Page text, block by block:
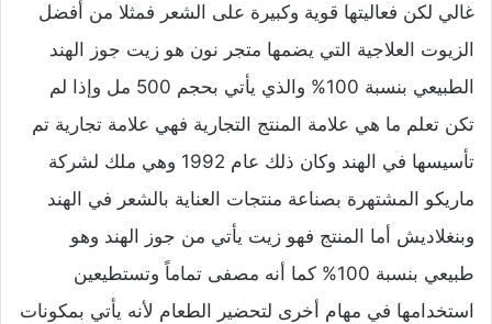
غالي لكن فعاليتها قوية وكبيرة على الشعر فمثلا من أفضل
الزيوت العلاجية التي يضمها متجر نون هو زيت جوز الهند
الطبيعي بنسبة 100% والذي يأتي بحجم 500 مل وإذا لم
تكن تعلم ما هي علامة المنتج التجارية فهي علامة تجارية تم
تأسيسها في الهند وكان ذلك عام 1992 وهي ملك لشركة
ماريكو المشتهرة بصناعة منتجات العناية بالشعر في الهند
وبنغلاديش أما المنتج فهو زيت يأتي من جوز الهند وهو
طبيعي بنسبة 100% كما أنه مصفى تماماً وتستطيعين
استخدامها في مهام أخرى لتحضير الطعام لأنه يأتي بمكونات